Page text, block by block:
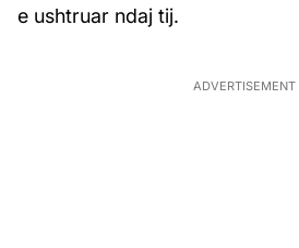
e ushtruar ndaj tij.